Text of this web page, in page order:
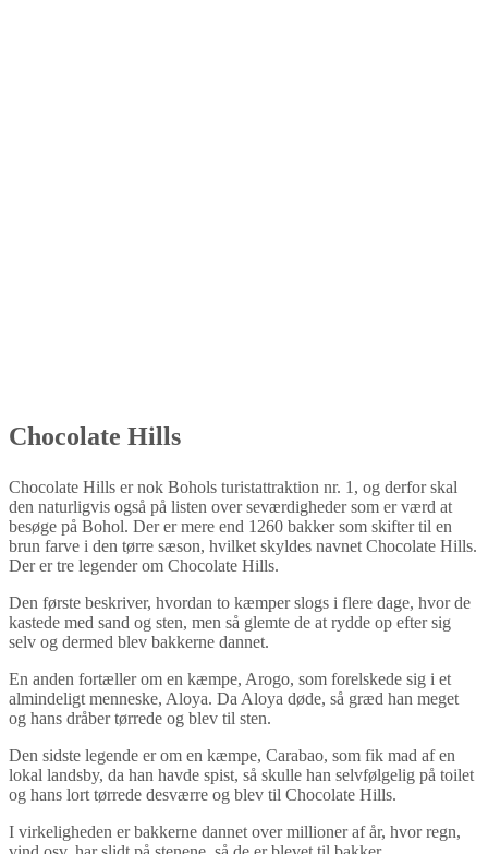
Chocolate Hills
Chocolate Hills er nok Bohols turistattraktion nr. 1, og derfor skal
den naturligvis også på listen over seværdigheder som er værd at
besøge på Bohol. Der er mere end 1260 bakker som skifter til en
brun farve i den tørre sæson, hvilket skyldes navnet Chocolate Hills.
Der er tre legender om Chocolate Hills.
Den første beskriver, hvordan to kæmper slogs i flere dage, hvor de
kastede med sand og sten, men så glemte de at rydde op efter sig
selv og dermed blev bakkerne dannet.
En anden fortæller om en kæmpe, Arogo, som forelskede sig i et
almindeligt menneske, Aloya. Da Aloya døde, så græd han meget
og hans dråber tørrede og blev til sten.
Den sidste legende er om en kæmpe, Carabao, som fik mad af en
lokal landsby, da han havde spist, så skulle han selvfølgelig på toilet
og hans lort tørrede desværre og blev til Chocolate Hills.
I virkeligheden er bakkerne dannet over millioner af år, hvor regn,